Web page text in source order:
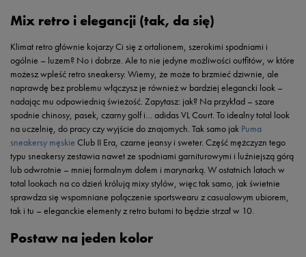
Mix retro i elegancji (tak, da się)
Klimat retro głównie kojarzy Ci się z ortalionem, szerokimi spodniami i
ogólnie – luzem? No i dobrze. Ale to nie jedyne możliwości outfitów, w które
możesz wpleść retro sneakersy. Wiemy, że może to brzmieć dziwnie, ale
naprawdę bez problemu włączysz je również w bardziej elegancki look –
nadając mu odpowiednią świeżość. Zapytasz: jak? Na przykład – szare
spodnie chinosy, pasek, czarny golf i… adidas VL Court. To idealny total look
na uczelnię, do pracy czy wyjście do znajomych. Tak samo jak Puma
sneakersy męskie Club II Era, czarne jeansy i sweter. Część mężczyzn tego
typu sneakersy zestawia nawet ze spodniami garniturowymi i luźniejszą górą
lub odwrotnie – mniej formalnym dołem i marynarką. W ostatnich latach w
total lookach na co dzień królują mixy stylów, więc tak samo, jak świetnie
sprawdza się wspomniane połączenie sportswearu z casualowym ubiorem,
tak i tu – eleganckie elementy z retro butami to będzie strzał w 10.
Postaw na jeden kolor